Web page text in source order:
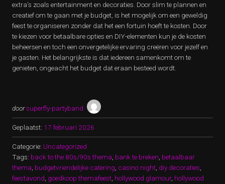
extra’s zoals entertainment en decoraties. Door slim te plannen en
creatief om te gaan met je budget, is het mogelijk om een geweldig
feest te organiseren zonder dat het een fortuin hoeft te kosten. Door
te kiezen voor betaalbare opties en DIY-elementen kun je de kosten
beheersen en toch een onvergetelijke ervaring creëren voor jezelf en
je gasten. Het belangrijkste is dat iedereen samenkomt om te
genieten, ongeacht het budget dat eraan besteed wordt.
doorsuperfly-partyband
Geplaatst: 17 februari 2026
Categorie: Uncategorized
Tags: back to the 80s/90s thema bank te breken betaalbaar
thema budgetvriendelijke catering casino night diy decoraties
feestavond goedkoop themafeest hollywood glamour, hollywood